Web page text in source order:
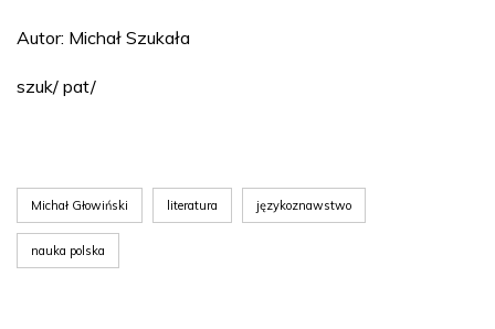
Autor: Michał Szukała
szuk/ pat/
Michał Głowiński literatura językoznawstwo
nauka polska